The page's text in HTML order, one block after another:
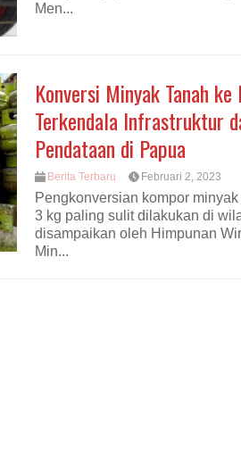
Men...
Konversi Minyak Tanah ke
Terkendala Infrastruktur
Pendataan di Papua
Berita Terbaru Februari 2, 2023
Pengkonversian kompor
3 kg paling sulit dilakukan di
disampaikan oleh Himpunan
Min...